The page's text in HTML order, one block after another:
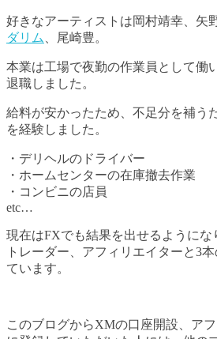
好きなアーティストは岡村靖幸、矢
ダリム
、尾崎豊。
本業は工場で夜勤の作業員として働
退職しました。
給料が安かったため、不足分を補う
を経験しました。
・デリヘルのドライバー
・ホームセンターの在庫撤去作業
・コンビニの店員
etc…
現在はFXでも結果を出せるようにな
トレーダー、アフィリエイターと3
ています。
このブログからXMの口座開設、ア